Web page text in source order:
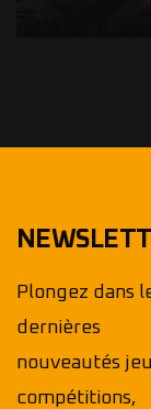
Plongez dans
dernières
nouveautés
compétitions,